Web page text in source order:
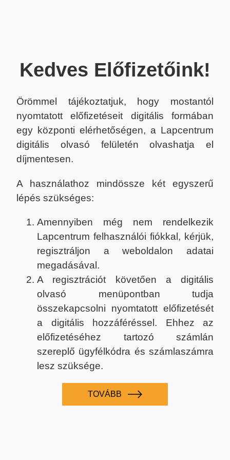
Kedves Előfizetőink!
Örömmel tájékoztatjuk, hogy mostantól
nyomtatott előfizetéseit digitális formában
egy központi elérhetőségen, a Lapcentrum
digitális olvasó felületén olvashatja el
díjmentesen.
A használathoz mindössze két egyszerű
lépés szükséges:
Amennyiben még nem rendelkezik
Lapcentrum felhasználói fiókkal, kérjük,
regisztráljon a weboldalon adatai
megadásával.
A regisztrációt követően a digitális
olvasó menüpontban tudja
összekapcsolni nyomtatott előfizetését
a digitális hozzáféréssel. Ehhez az
előfizetéséhez tartozó számlán
szereplő ügyfélkódra és számlaszámra
lesz szüksége.
TOVÁBB